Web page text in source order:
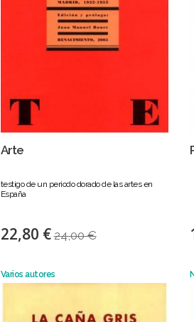
Arte
testigo de un periodo dorado de las artes en
España
22,80 € 24,00 €
Varios autores